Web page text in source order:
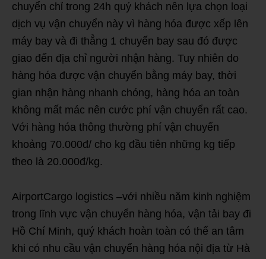
chuyển chỉ trong 24h quý khách nên lựa chọn loại
dịch vụ vận chuyển này vì hàng hóa được xếp lên
máy bay và đi thẳng 1 chuyến bay sau đó được
giao đến địa chỉ người nhận hàng. Tuy nhiên do
hàng hóa được vận chuyển bằng máy bay, thời
gian nhận hàng nhanh chóng, hàng hóa an toàn
không mất mác nên cước phí vận chuyển rất cao.
Với hàng hóa thông thường phí vận chuyển
khoảng 70.000đ/ cho kg đầu tiên những kg tiếp
theo là 20.000đ/kg.
AirportCargo logistics –với nhiều năm kinh nghiệm
trong lĩnh vực vận chuyển hàng hóa, vận tải bay đi
Hồ Chí Minh, quý khách hoàn toàn có thể an tâm
khi có nhu cầu vận chuyển hàng hóa nội địa từ Hà